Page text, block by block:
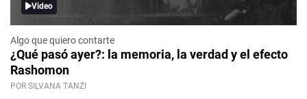
Video
Algo que quiero contarte
¿Qué pasó ayer?: la memoria, la verdad y el efecto
Rashomon
POR SILVANA TANZI